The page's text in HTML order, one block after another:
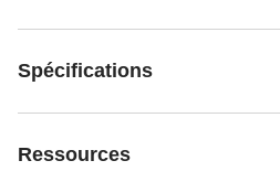
Spécifications
Ressources